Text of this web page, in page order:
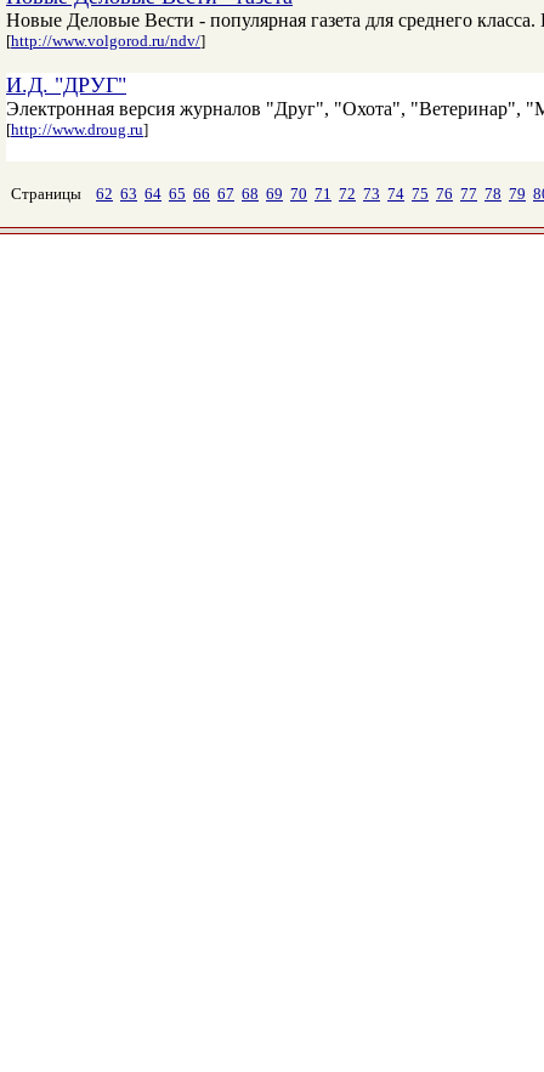
Новые Деловые Вести - популярная газета для среднего
[http://www.volgorod.ru/ndv/]
И.Д. "ДРУГ"
Электронная версия журналов "Друг", "Охота", "Ветеринар",
[http://www.droug.ru]
Страницы 62 63 64 65 66 67 68 69 70 71 72 73 74 75 76 77 78 79